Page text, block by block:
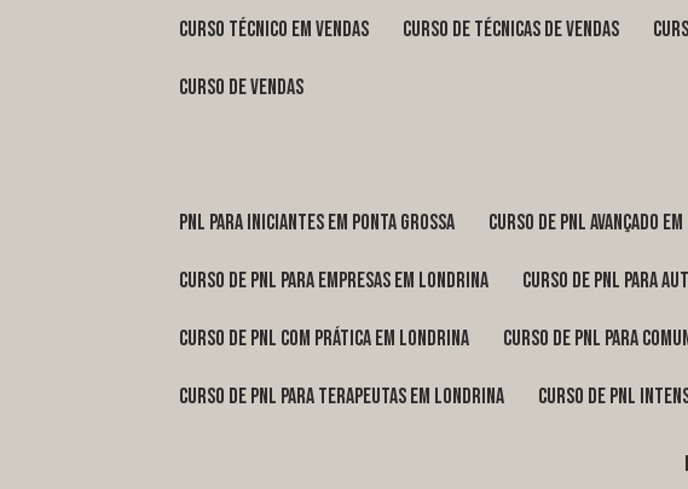
curso técnico em vendas curso de técnicas de vendas
curso de vendas
pnl para iniciantes em Ponta Grossa curso de pnl avançado
curso de pnl para empresas em Londrina curso de pnl para
curso de pnl com prática em Londrina curso de pnl para
curso de pnl para terapeutas em Londrina curso de pnl